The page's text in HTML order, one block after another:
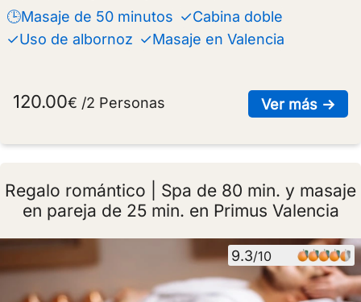
🕒Masaje de 50 minutos ✓Cabina doble
✓Uso de albornoz ✓Masaje en Valencia
Ver más →
120.00€ /2 Personas
Regalo romántico | Spa de 80 min. y masaje
en pareja de 25 min. en Primus Valencia
9.3/10